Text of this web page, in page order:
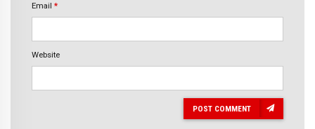
Email *
Website
POST COMMENT